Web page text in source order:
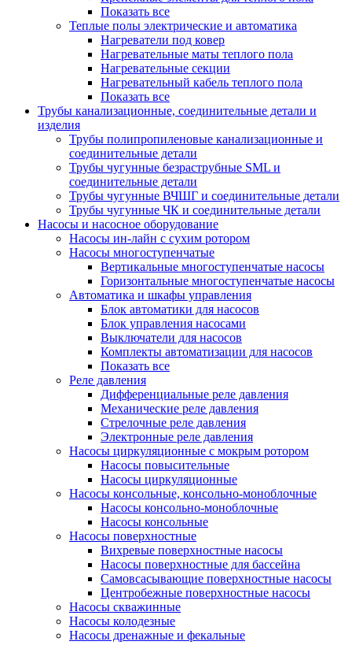
Показать все
Теплые полы электрические и автоматика
Нагреватели под ковер
Нагревательные маты теплого пола
Нагревательные секции
Нагревательный кабель теплого пола
Показать все
Трубы канализационные, соединительные детали и
изделия
Трубы полипропиленовые канализационные и
соединительные детали
Трубы чугунные безраструбные SML и
соединительные детали
Трубы чугунные ВЧШГ и соединительные детали
Трубы чугунные ЧК и соединительные детали
Насосы и насосное оборудование
Насосы ин-лайн с сухим ротором
Насосы многоступенчатые
Вертикальные многоступенчатые насосы
Горизонтальные многоступенчатые насосы
Автоматика и шкафы управления
Блок автоматики для насосов
Блок управления насосами
Выключатели для насосов
Комплекты автоматизации для насосов
Показать все
Реле давления
Дифференциальные реле давления
Механические реле давления
Стрелочные реле давления
Электронные реле давления
Насосы циркуляционные с мокрым ротором
Насосы повысительные
Насосы циркуляционные
Насосы консольные, консольно-моноблочные
Насосы консольно-моноблочные
Насосы консольные
Насосы поверхностные
Вихревые поверхностные насосы
Насосы поверхностные для бассейна
Самовсасывающие поверхностные насосы
Центробежные поверхностные насосы
Насосы скважинные
Насосы колодезные
Насосы дренажные и фекальные